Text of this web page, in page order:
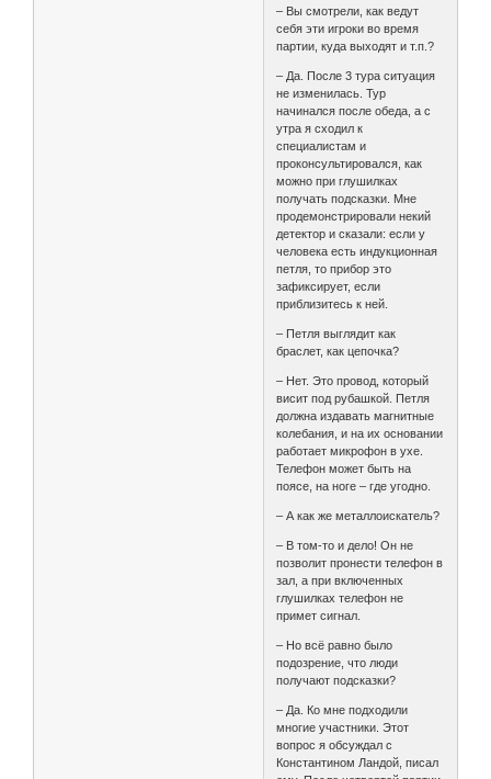
– Вы смотрели, как ведут
себя эти игроки во время
партии, куда выходят и т.п.?
– Да. После 3 тура ситуация
не изменилась. Тур
начинался после обеда, а с
утра я сходил к
специалистам и
проконсультировался, как
можно при глушилках
получать подсказки. Мне
продемонстрировали некий
детектор и сказали: если у
человека есть индукционная
петля, то прибор это
зафиксирует, если
приблизитесь к ней.
– Петля выглядит как
браслет, как цепочка?
– Нет. Это провод, который
висит под рубашкой. Петля
должна издавать магнитные
колебания, и на их основании
работает микрофон в ухе.
Телефон может быть на
поясе, на ноге – где угодно.
– А как же металлоискатель?
– В том-то и дело! Он не
позволит пронести телефон в
зал, а при включенных
глушилках телефон не
примет сигнал.
– Но всё равно было
подозрение, что люди
получают подсказки?
– Да. Ко мне подходили
многие участники. Этот
вопрос я обсуждал с
Константином Ландой, писал